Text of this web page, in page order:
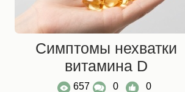
Симптомы нехватки
витамина D
657 0 0